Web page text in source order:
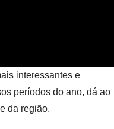
interessantes e
períodos do ano, dá ao
da região.